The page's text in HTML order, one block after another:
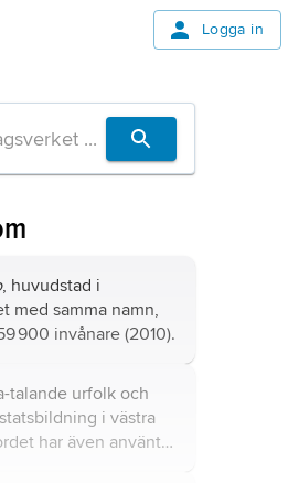
Logga in
, huvudstad i
med samma namn,
900 invånare (2010).
talande urfolk och
i västra
har även använts